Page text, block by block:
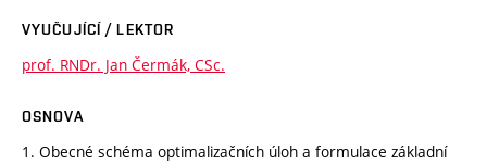
VYUČUJÍCÍ / LEKTOR
prof. RNDr. Jan Čermák, CSc.
OSNOVA
1. Obecné schéma optimalizačních úloh a formulace základní